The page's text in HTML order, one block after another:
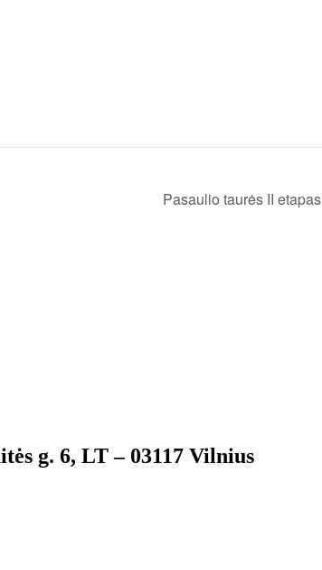
Pasaulio taurės II etapas
g. 6, LT – 03117 Vilnius